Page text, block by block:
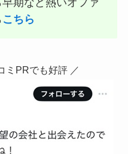
期など熱いオファ
こちら
ミPRでも好評 ／